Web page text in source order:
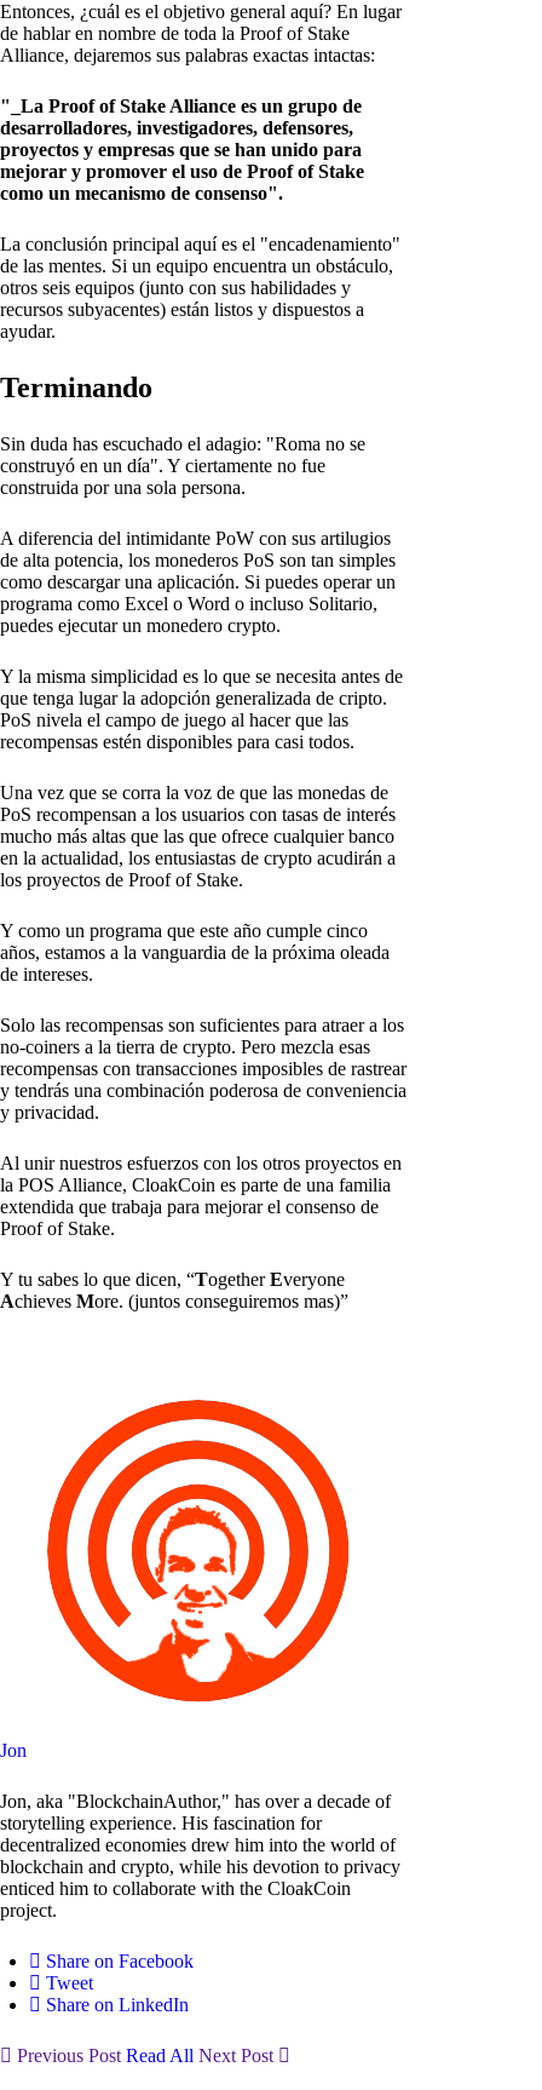
Entonces, ¿cuál es el objetivo general aquí? En lugar
de hablar en nombre de toda la Proof of Stake
Alliance, dejaremos sus palabras exactas intactas:
"_La Proof of Stake Alliance es un grupo de
desarrolladores, investigadores, defensores,
proyectos y empresas que se han unido para
mejorar y promover el uso de Proof of Stake
como un mecanismo de consenso".
La conclusión principal aquí es el "encadenamiento"
de las mentes. Si un equipo encuentra un obstáculo,
otros seis equipos (junto con sus habilidades y
recursos subyacentes) están listos y dispuestos a
ayudar.
Terminando
Sin duda has escuchado el adagio: "Roma no se
construyó en un día". Y ciertamente no fue
construida por una sola persona.
A diferencia del intimidante PoW con sus artilugios
de alta potencia, los monederos PoS son tan simples
como descargar una aplicación. Si puedes operar un
programa como Excel o Word o incluso Solitario,
puedes ejecutar un monedero crypto.
Y la misma simplicidad es lo que se necesita antes de
que tenga lugar la adopción generalizada de cripto.
PoS nivela el campo de juego al hacer que las
recompensas estén disponibles para casi todos.
Una vez que se corra la voz de que las monedas de
PoS recompensan a los usuarios con tasas de interés
mucho más altas que las que ofrece cualquier banco
en la actualidad, los entusiastas de crypto acudirán a
los proyectos de Proof of Stake.
Y como un programa que este año cumple cinco
años, estamos a la vanguardia de la próxima oleada
de intereses.
Solo las recompensas son suficientes para atraer a los
no-coiners a la tierra de crypto. Pero mezcla esas
recompensas con transacciones imposibles de rastrear
y tendrás una combinación poderosa de conveniencia
y privacidad.
Al unir nuestros esfuerzos con los otros proyectos en
la POS Alliance, CloakCoin es parte de una familia
extendida que trabaja para mejorar el consenso de
Proof of Stake.
Y tu sabes lo que dicen, “TogetherEveryone
Achieves More. (juntos conseguiremos mas)”
Jon
Jon, aka "BlockchainAuthor," has over a decade of
storytelling experience. His fascination for
decentralized economies drew him into the world of
blockchain and crypto, while his devotion to privacy
enticed him to collaborate with the CloakCoin
project.
Share on Facebook
Tweet
Share on LinkedIn
Previous Post Read All Next Post